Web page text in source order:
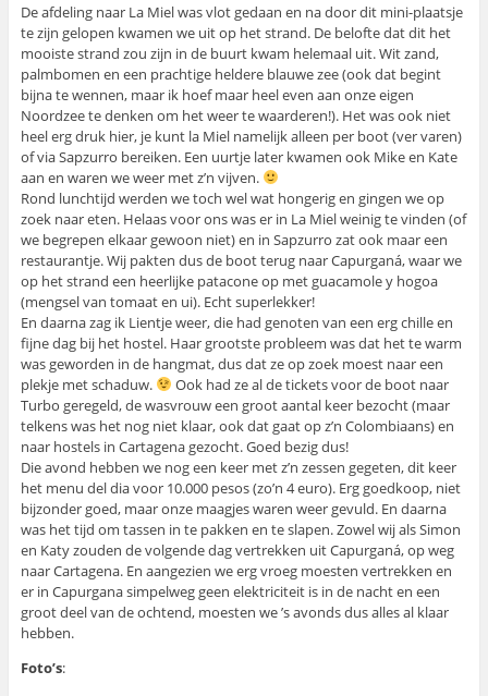
De afdeling naar La Miel was vlot gedaan en na door dit mini-plaatsje
te zijn gelopen kwamen we uit op het strand. De belofte dat dit het
mooiste strand zou zijn in de buurt kwam helemaal uit. Wit zand,
palmbomen en een prachtige heldere blauwe zee (ook dat begint
bijna te wennen, maar ik hoef maar heel even aan onze eigen
Noordzee te denken om het weer te waarderen!). Het was ook niet
heel erg druk hier, je kunt la Miel namelijk alleen per boot (ver varen)
of via Sapzurro bereiken. Een uurtje later kwamen ook Mike en Kate
aan en waren we weer met z’n vijven.
Rond lunchtijd werden we toch wel wat hongerig en gingen we op
zoek naar eten. Helaas voor ons was er in La Miel weinig te vinden (of
we begrepen elkaar gewoon niet) en in Sapzurro zat ook maar een
restaurantje. Wij pakten dus de boot terug naar Capurganá, waar we
op het strand een heerlijke patacone op met guacamole y hogoa
(mengsel van tomaat en ui). Echt superlekker!
En daarna zag ik Lientje weer, die had genoten van een erg chille en
fijne dag bij het hostel. Haar grootste probleem was dat het te warm
was geworden in de hangmat, dus dat ze op zoek moest naar een
plekje met schaduw.
Ook had ze al de tickets voor de boot naar
Turbo geregeld, de wasvrouw een groot aantal keer bezocht (maar
telkens was het nog niet klaar, ook dat gaat op z’n Colombiaans) en
naar hostels in Cartagena gezocht. Goed bezig dus!
Die avond hebben we nog een keer met z’n zessen gegeten, dit keer
het menu del dia voor 10.000 pesos (zo’n 4 euro). Erg goedkoop, niet
bijzonder goed, maar onze maagjes waren weer gevuld. En daarna
was het tijd om tassen in te pakken en te slapen. Zowel wij als Simon
en Katy zouden de volgende dag vertrekken uit Capurganá, op weg
naar Cartagena. En aangezien we erg vroeg moesten vertrekken en
er in Capurgana simpelweg geen elektriciteit is in de nacht en een
groot deel van de ochtend, moesten we ’s avonds dus alles al klaar
hebben.
Foto’s: